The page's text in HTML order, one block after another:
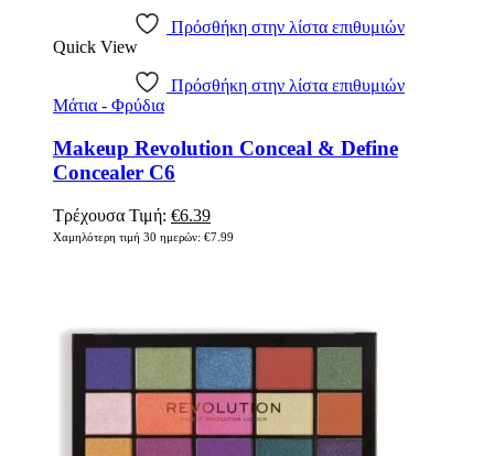
Πρόσθήκη στην λίστα επιθυμιών
Quick View
Πρόσθήκη στην λίστα επιθυμιών
Μάτια - Φρύδια
Makeup Revolution Conceal & Define
Concealer C6
Τρέχουσα Τιμή: Original
price
€6.39Η
τρέχουσα
Χαμηλότερη τιμή 30 ημερών: €7.99